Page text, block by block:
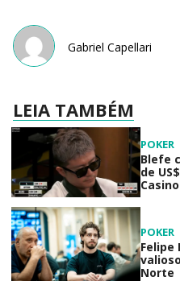
Gabriel Capellari
LEIA TAMBÉM
POKER
Blefe
de
POKER
Felipe
Norte